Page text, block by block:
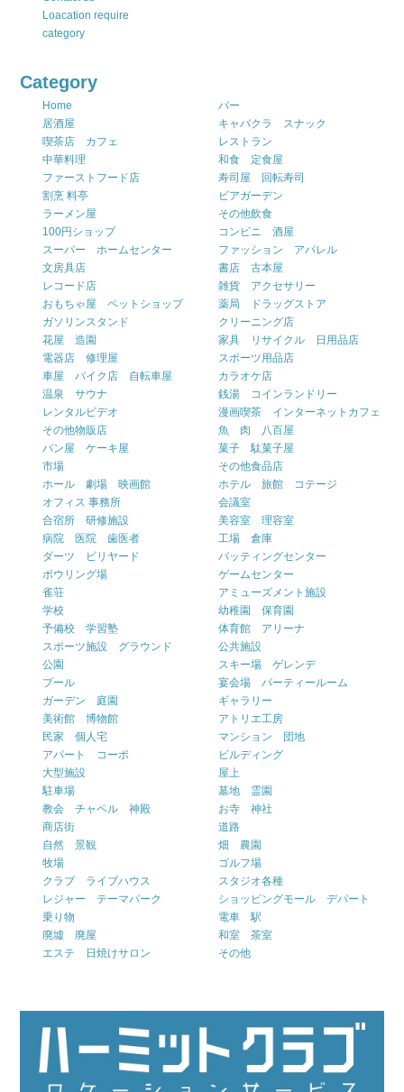
Loacation require
category
Category
Home
バー
居酒屋
キャバクラ スナック
喫茶店 カフェ
レストラン
中華料理
和食 定食屋
ファーストフード店
寿司屋 回転寿司
割烹 料亭
ビアガーデン
ラーメン屋
その他飲食
100円ショップ
コンビニ 酒屋
スーパー ホームセンター
ファッション アパレル
文房具店
書店 古本屋
レコード店
雑貨 アクセサリー
おもちゃ屋 ペットショップ
薬局 ドラッグストア
ガソリンスタンド
クリーニング店
花屋 造園
家具 リサイクル 日用品店
電器店 修理屋
スポーツ用品店
車屋 バイク店 自転車屋
カラオケ店
温泉 サウナ
銭湯 コインランドリー
レンタルビデオ
漫画喫茶 インターネットカフェ
その他物販店
魚 肉 八百屋
パン屋 ケーキ屋
菓子 駄菓子屋
市場
その他食品店
ホール 劇場 映画館
ホテル 旅館 コテージ
オフィス 事務所
会議室
合宿所 研修施設
美容室 理容室
病院 医院 歯医者
工場 倉庫
ダーツ ビリヤード
バッティングセンター
ボウリング場
ゲームセンター
雀荘
アミューズメント施設
学校
幼稚園 保育園
予備校 学習塾
体育館 アリーナ
スポーツ施設 グラウンド
公共施設
公園
スキー場 ゲレンデ
プール
宴会場 パーティールーム
ガーデン 庭園
ギャラリー
美術館 博物館
アトリエ工房
民家 個人宅
マンション 団地
アパート コーポ
ビルディング
大型施設
屋上
駐車場
墓地 霊園
教会 チャペル 神殿
お寺 神社
商店街
道路
自然 景観
畑 農園
牧場
ゴルフ場
クラブ ライブハウス
スタジオ各種
レジャー テーマパーク
ショッピングモール デパート
乗り物
電車 駅
廃墟 廃屋
和室 茶室
エステ 日焼けサロン
その他